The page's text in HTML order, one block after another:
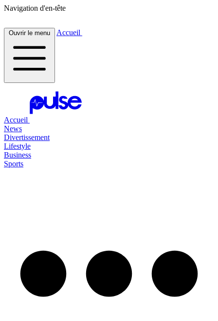
Navigation d'en-tête
Ouvrir le menu Accueil
Accueil
News
Divertissement
Lifestyle
Business
Sports